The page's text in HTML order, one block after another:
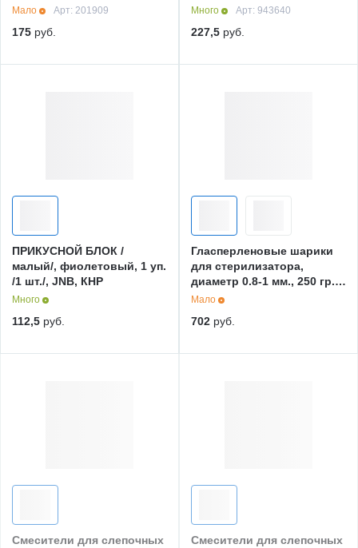
Россия
Мало Арт: 201909
175 руб.
прозрачные, Дисподент,
Много Арт: 943640
227,5 руб.
ПРИКУСНОЙ БЛОК /
малый/, фиолетовый, 1 уп.
/1 шт./, JNB, КНР
Много
112,5 руб.
Гласперленовые шарики
для стерилизатора,
диаметр 0.8-1 мм., 250 гр.,
КНР
Мало
702 руб.
Смесители для слепочных
Смесители для слепочных